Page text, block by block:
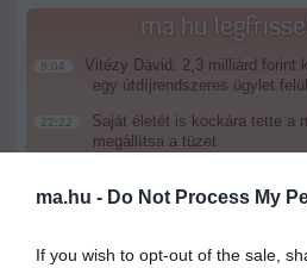
ma.hu - Do Not Process My
If you wish to opt-out of the sale,
ma.hu
8:04
Vitézy Dávid: 2,3 milliárd forint
egy útdíjrendszeres ügylet
22:22
Saját életét is kockára tette a
megállítsa a tüzet
Dunából - a rendőrség
keretszerződését